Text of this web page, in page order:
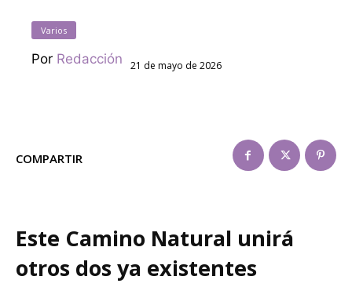
Varios
Por Redacción 21 de mayo de 2026
COMPARTIR
Este Camino Natural unirá
otros dos ya existentes